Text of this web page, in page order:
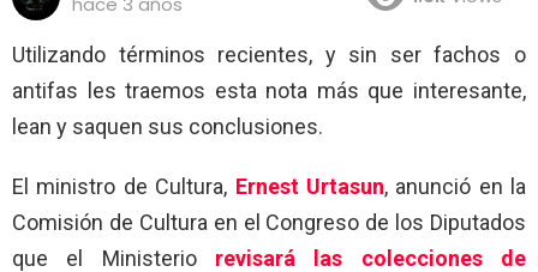
Utilizando términos recientes, y sin ser fachos o
antifas les traemos esta nota más que interesante,
lean y saquen sus conclusiones.
El ministro de Cultura, Ernest Urtasun, anunció en la
Comisión de Cultura en el Congreso de los Diputados
que el Ministerio
revisará las colecciones de